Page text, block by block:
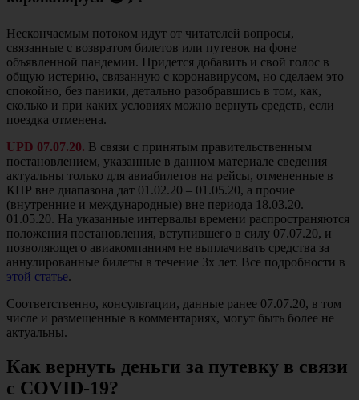
Нескончаемым потоком идут от читателей вопросы,
связанные с возвратом билетов или путевок на фоне
объявленной пандемии. Придется добавить и свой голос в
общую истерию, связанную с коронавирусом, но сделаем это
спокойно, без паники, детально разобравшись в том, как,
сколько и при каких условиях можно вернуть средств, если
поездка отменена.
UPD 07.07.20. В связи с принятым правительственным
постановлением, указанные в данном материале сведения
актуальны только для авиабилетов на рейсы, отмененные в
КНР вне диапазона дат 01.02.20 – 01.05.20, а прочие
(внутренние и международные) вне периода 18.03.20. –
01.05.20. На указанные интервалы времени распространяются
положения постановления, вступившего в силу 07.07.20, и
позволяющего авиакомпаниям не выплачивать средства за
аннулированные билеты в течение 3х лет. Все подробности в
этой статье.
Соответственно, консультации, данные ранее 07.07.20, в том
числе и размещенные в комментариях, могут быть более не
актуальны.
Как вернуть деньги за путевку в связи
с COVID-19?